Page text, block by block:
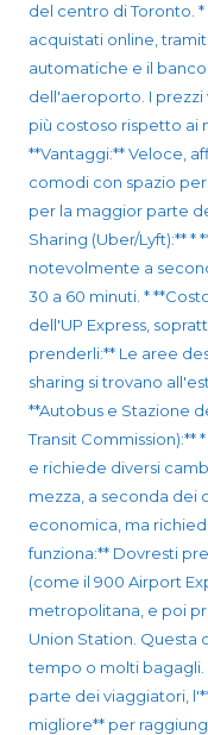
del centro di Toronto.
acquistati online,
automatiche e il
dell'aeroporto. I prezzi
più costoso rispetto ai
**Vantaggi:** Veloce,
comodi con spazio
per la maggior parte
Sharing (Uber/Lyft):** *
notevolmente a
30 a 60 minuti. *
dell'UP Express,
prenderli:** Le aree
sharing si trovano
**Autobus e Stazione
Transit Commission):**
e richiede diversi
mezza, a seconda dei
economica, ma
funziona:** Dovresti
(come il 900 Airport
metropolitana, e poi
Union Station. Questa
tempo o molti bagagli.
parte dei viaggiatori,
migliore** per